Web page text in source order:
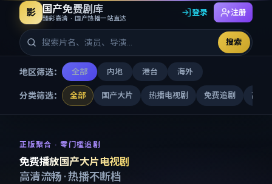
影 国产免费剧库
臻彩高清 · 国产热播一站直达
搜索
登录 注册
地区筛选： 全部 内地 港台 海外
分类筛选： 全部 国产大片 热播电视剧 免费追剧 高清
正版聚合 · 零门槛追剧
免费播放国产大片电视剧
高清流畅 · 热播不断档